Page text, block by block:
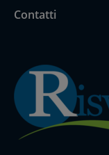
Contatti